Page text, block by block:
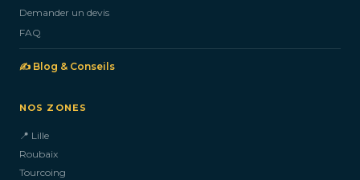
Demander un devis
FAQ
✍️ Blog & Conseils
NOS ZONES
📍 Lille
Roubaix
Tourcoing